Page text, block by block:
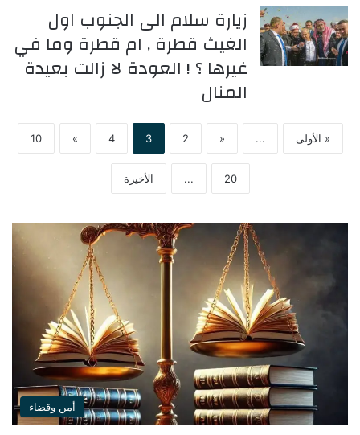
زيارة سلام الى الجنوب اول
الغيث قطرة , ام قطرة وما في
غيرها ؟ ! العودة لا زالت بعيدة
المنال
« الأولى ...
«
2
3
4
»
10
20
... الأخيرة
أمن وقضاء